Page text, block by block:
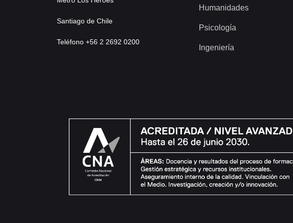
Santiago de Chile
Teléfono +56 2 2692 0200
Humanidades
Psicología
Ingeniería